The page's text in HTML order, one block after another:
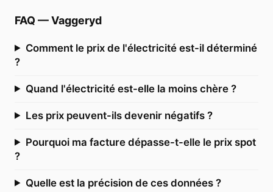
FAQ —Vaggeryd
Comment le prix de l'électricité est-il déterminé
?
Quand l'électricité est-elle la moins chère ?
Les prix peuvent-ils devenir négatifs ?
Pourquoi ma facture dépasse-t-elle le prix spot
?
Quelle est la précision de ces données ?